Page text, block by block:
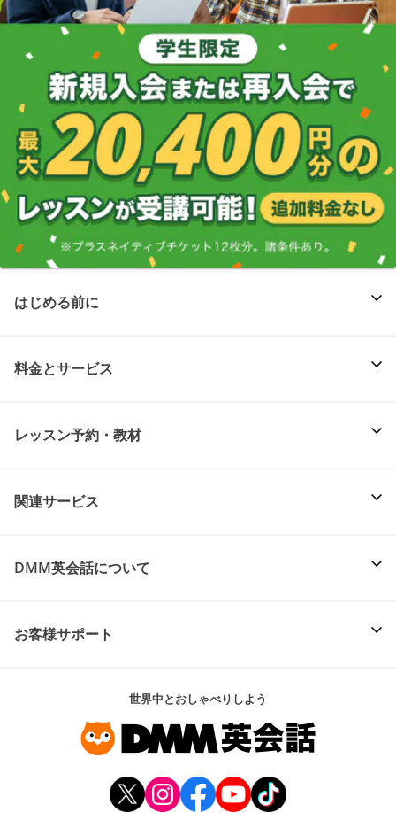
はじめる前に
料金とサービス
レッスン予約・教材
関連サービス
DMM英会話について
お客様サポート
世界中とおしゃべりしよう